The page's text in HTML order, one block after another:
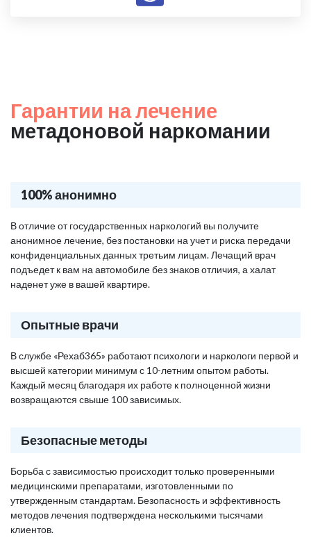
Гарантии на лечение
метадоновой наркомании
100% анонимно
В отличие от государственных наркологий вы получите
анонимное лечение, без постановки на учет и риска передачи
конфиденциальных данных третьим лицам. Лечащий врач
подъедет к вам на автомобиле без знаков отличия, а халат
наденет уже в вашей квартире.
Опытные врачи
В службе «Рехаб365» работают психологи и наркологи первой и
высшей категории минимум с 10-летним опытом работы.
Каждый месяц благодаря их работе к полноценной жизни
возвращаются свыше 100 зависимых.
Безопасные методы
Борьба с зависимостью происходит только проверенными
медицинскими препаратами, изготовленными по
утвержденным стандартам. Безопасность и эффективность
методов лечения подтверждена несколькими тысячами
клиентов.